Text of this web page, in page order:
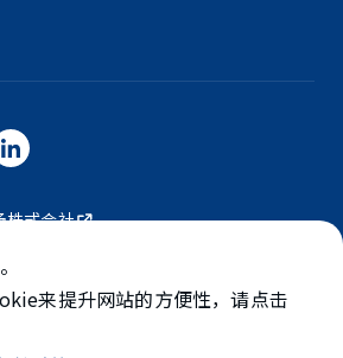
株式会社
CORPORATION
来提升网站的方便性，请点击